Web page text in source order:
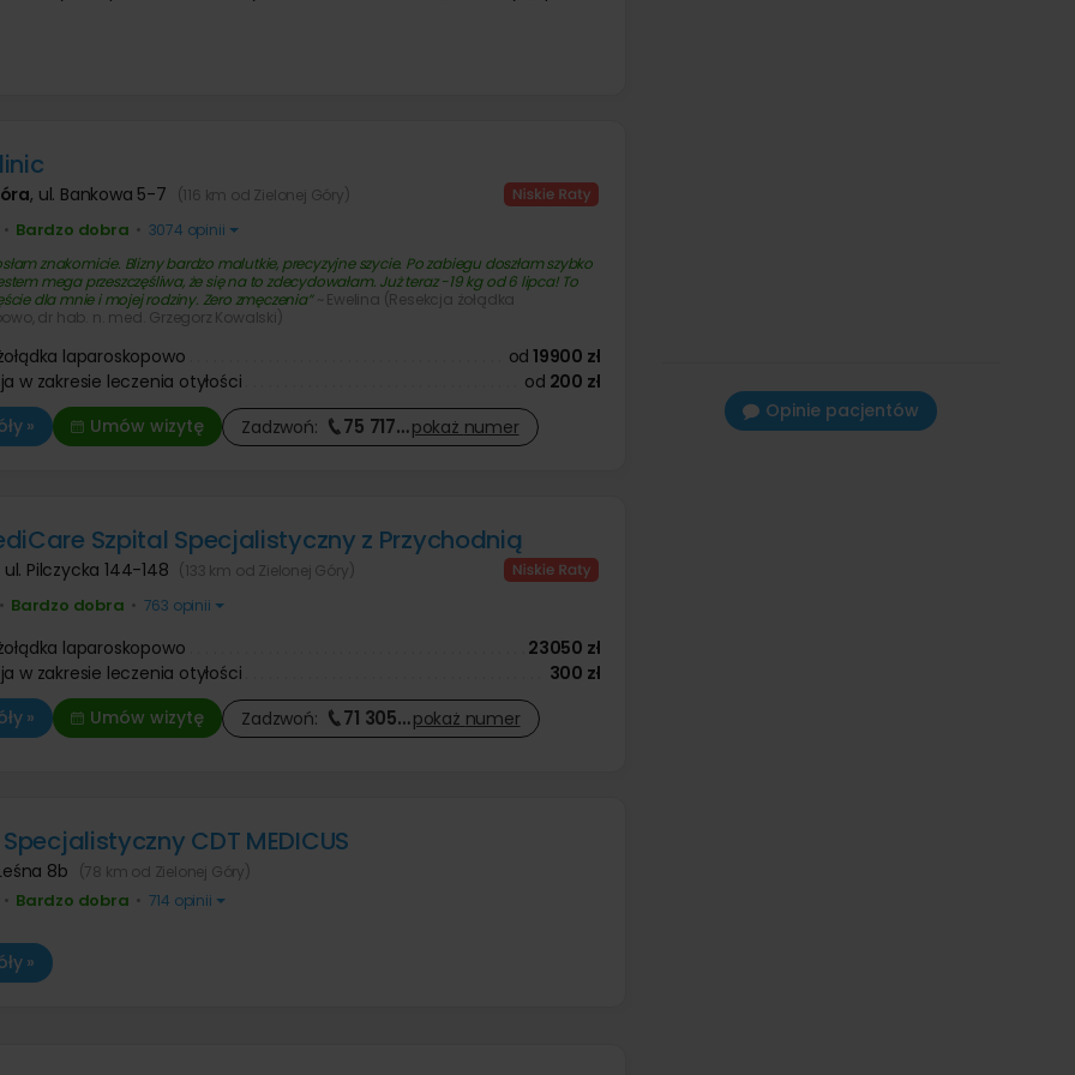
brodawki wirusowej / kurzajki
Leczenie nietrzymania moczu
Leczenie zaburzeń odżywiania
Leczenie bólu
Leczenie bólu
Medycyna pracy
, ul. Bankowa 5-7 (116 km od Zielonej Góry)
• Bardzo dobra • 3074 opinii
znakomicie. Blizny bardzo malutkie, precyzyjne szycie. Po zabiegu doszłam szybko
mega przeszczęśliwa, że się na to zdecydowałam. Już teraz -19 kg od 6 lipca! To
dla mnie i mojej rodziny. Zero zmęczenia ~ Ewelina (Resekcja żołądka
dr hab. n. med. Grzegorz Kowalski)
laparoskopowo od 19900 zł
w zakresie leczenia otyłości
od 200 zł
»
Umów wizytę Zadzwoń: 75 717…pokaż numer
Szpital Specjalistyczny z Przychodnią
ul. Pilczycka 144-148 (133 km od Zielonej Góry)
• Bardzo dobra • 763 opinii
laparoskopowo
23050 zł
w zakresie leczenia otyłości
300 zł
»
Umów wizytę Zadzwoń: 71 305…pokaż numer
CDT MEDICUS
8b (78 km od Zielonej Góry)
• Bardzo dobra • 714 opinii
»
Opinie pacjentów